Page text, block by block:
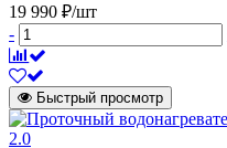
19 990 ₽/шт
-
Быстрый просмотр